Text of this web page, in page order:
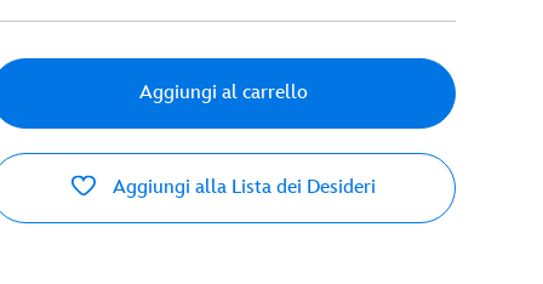
Aggiungi al carrello
Aggiungi alla Lista dei Desideri